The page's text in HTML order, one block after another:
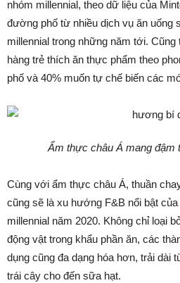
nhóm millennial, theo dữ liệu của
đường phố từ nhiều dịch vụ ăn uống
millennial trong những năm tới. Cũng
hàng trẻ thích ăn thực phẩm theo
phố và 40% muốn tự chế biến các
Ẩm thực châu Á mang đậm
Cùng với ẩm thực châu Á, thuần
cũng sẽ là xu hướng F&B nổi bật
millennial năm 2020. Không chỉ loại
động vật trong khẩu phần ăn, các
dụng cũng đa dạng hóa hơn, trải dài
trái cây cho đến sữa hạt.